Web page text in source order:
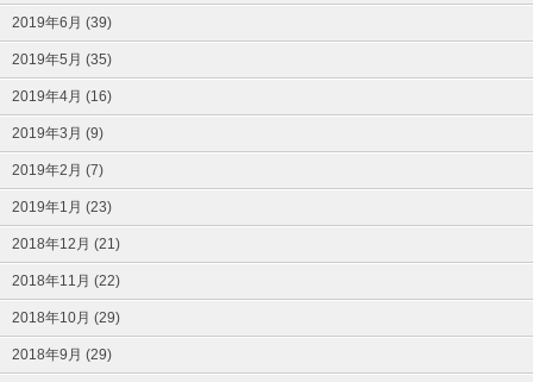
2019年6月 (39)
2019年5月 (35)
2019年4月 (16)
2019年3月 (9)
2019年2月 (7)
2019年1月 (23)
2018年12月 (21)
2018年11月 (22)
2018年10月 (29)
2018年9月 (29)